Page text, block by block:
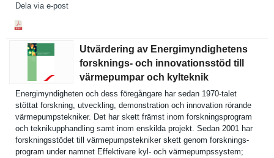
Dela via e-post
Utvärdering av Energimyndighetens
forsknings- och innovationsstöd till
värmepumpar och kylteknik
Energimynd­igheten och dess föregångar­e har sedan 1970-talet
stöttat forskning, utveckling, demonstrat­ion och innovation rörande
värmepumps­tekniker. Det har skett främst inom forsknings­program
och teknikupph­andling samt inom enskilda projekt. Sedan 2001 har
forsknings­stödet till värmepumps­tekniker skett genom forsknings­
program under namnet Effektivar­e kyl- och värmepumps­system;